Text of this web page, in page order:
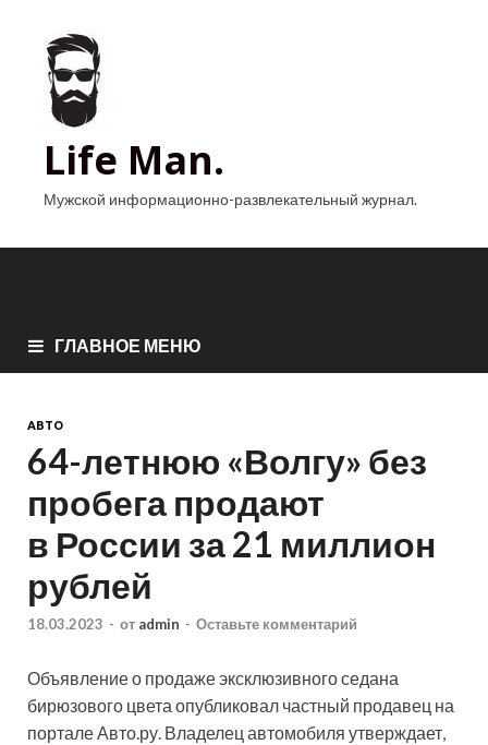
Life Man.
Мужской информационно-развлекательный журнал.
ГЛАВНОЕ МЕНЮ
АВТО
64-летнюю «Волгу» без
пробега продают
в России за 21 миллион
рублей
18.03.2023 - от admin - Оставьте комментарий
Объявление о продаже эксклюзивного седана
бирюзового цвета опубликовал частный продавец на
портале Авто.ру. Владелец автомобиля утверждает,